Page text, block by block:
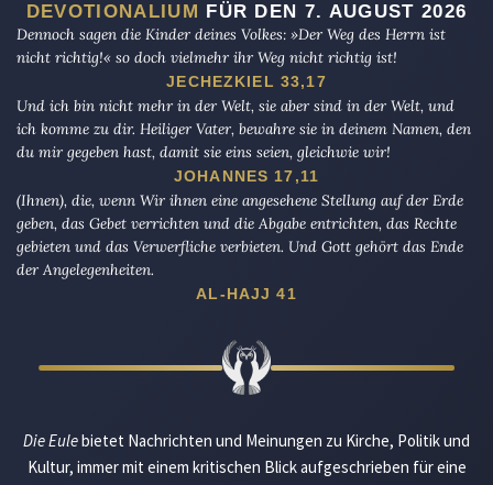
DEVOTIONALIUM FÜR DEN 7. AUGUST 2026
Dennoch sagen die Kinder deines Volkes: »Der Weg des Herrn ist
nicht richtig!« so doch vielmehr ihr Weg nicht richtig ist!
JECHEZKIEL 33,17
Und ich bin nicht mehr in der Welt, sie aber sind in der Welt, und
ich komme zu dir. Heiliger Vater, bewahre sie in deinem Namen, den
du mir gegeben hast, damit sie eins seien, gleichwie wir!
JOHANNES 17,11
(Ihnen), die, wenn Wir ihnen eine angesehene Stellung auf der Erde
geben, das Gebet verrichten und die Abgabe entrichten, das Rechte
gebieten und das Verwerfliche verbieten. Und Gott gehört das Ende
der Angelegenheiten.
AL-HAJJ 41
Die Eulebietet Nachrichten und Meinungen zu Kirche, Politik und
Kultur, immer mit einem kritischen Blick aufgeschrieben für eine